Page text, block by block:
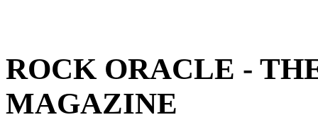
ROCK ORACLE -
MAGAZINE